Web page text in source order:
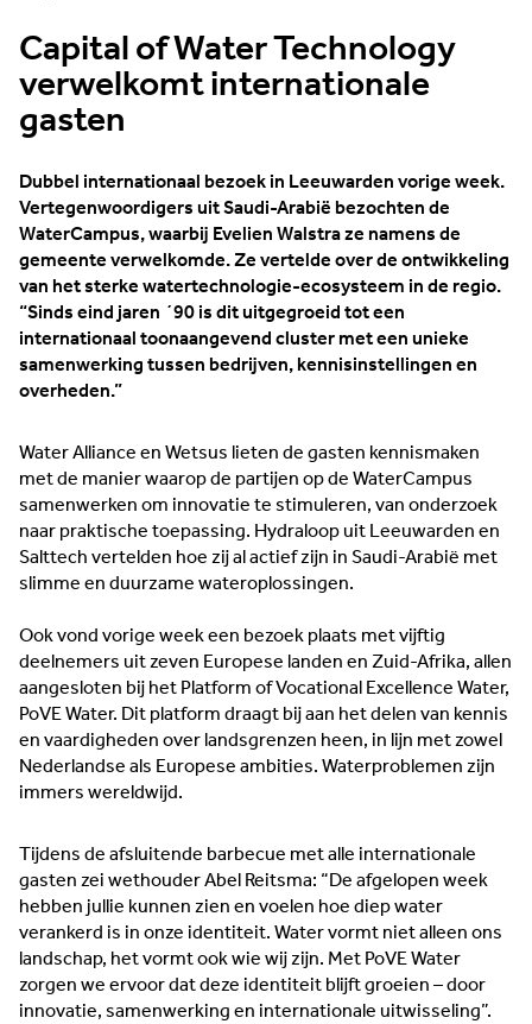
Capital of Water Technology
verwelkomt internationale
gasten
Dubbel internationaal bezoek in Leeuwarden vorige week.
Vertegenwoordigers uit Saudi-Arabië bezochten de
WaterCampus, waarbij Evelien Walstra ze namens de
gemeente verwelkomde. Ze vertelde over de ontwikkeling
van het sterke watertechnologie-ecosysteem in de regio.
“Sinds eind jaren ´90 is dit uitgegroeid tot een
internationaal toonaangevend cluster met een unieke
samenwerking tussen bedrijven, kennisinstellingen en
overheden.”
Water Alliance en Wetsus lieten de gasten kennismaken
met de manier waarop de partijen op de WaterCampus
samenwerken om innovatie te stimuleren, van onderzoek
naar praktische toepassing. Hydraloop uit Leeuwarden en
Salttech vertelden hoe zij al actief zijn in Saudi-Arabië met
slimme en duurzame wateroplossingen.
Ook vond vorige week een bezoek plaats met vijftig
deelnemers uit zeven Europese landen en Zuid-Afrika, allen
aangesloten bij het Platform of Vocational Excellence Water,
PoVE Water. Dit platform draagt bij aan het delen van kennis
en vaardigheden over landsgrenzen heen, in lijn met zowel
Nederlandse als Europese ambities. Waterproblemen zijn
immers wereldwijd.
Tijdens de afsluitende barbecue met alle internationale
gasten zei wethouder Abel Reitsma: “De afgelopen week
hebben jullie kunnen zien en voelen hoe diep water
verankerd is in onze identiteit. Water vormt niet alleen ons
landschap, het vormt ook wie wij zijn. Met PoVE Water
zorgen we ervoor dat deze identiteit blijft groeien – door
innovatie, samenwerking en internationale uitwisseling”.